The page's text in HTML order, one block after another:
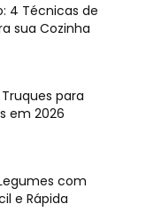
4 Técnicas de
sua Cozinha
para
em 2026
com
e Rápida